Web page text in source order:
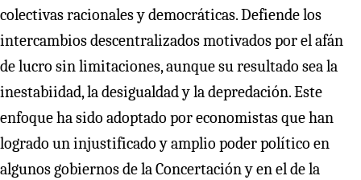
colectivas racionales y democráticas. Defiende los
intercambios descentralizados motivados por el afán
de lucro sin limitaciones, aunque su resultado sea la
inestabiidad, la desigualdad y la depredación. Este
enfoque ha sido adoptado por economistas que han
logrado un injustificado y amplio poder político en
algunos gobiernos de la Concertación y en el de la